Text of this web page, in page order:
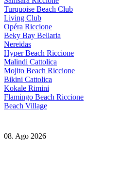
Turquoise Beach Club
Living Club
Opéra Riccione
Beky Bay Bellaria
Nereidas
Hyper Beach Riccione
Malindi Cattolica
Mojito Beach Riccione
Bikini Cattolica
Kokale Rimini
Flamingo Beach Riccione
Beach Village
08. Ago 2026